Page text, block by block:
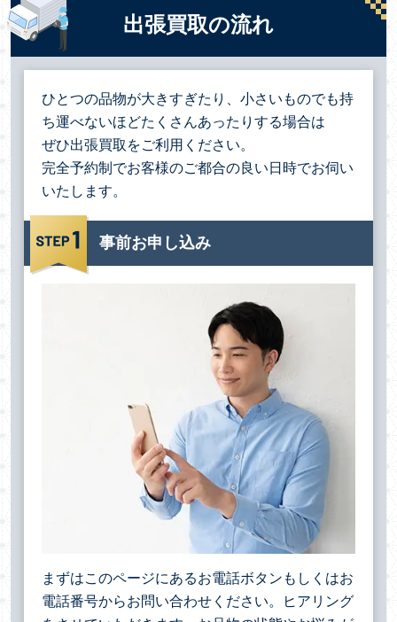
出張買取の流れ
ひとつの品物が大きすぎたり、小さいものでも持
ち運べないほどたくさんあったりする場合は
ぜひ出張買取をご利用ください。
完全予約制でお客様のご都合の良い日時でお伺い
いたします。
事前お申し込み
まずはこのページにあるお電話ボタンもしくはお
電話番号からお問い合わせください。ヒアリング